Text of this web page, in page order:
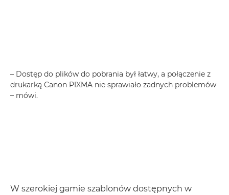
– Dostęp do plików do pobrania był łatwy, a połączenie z
drukarką Canon PIXMA nie sprawiało żadnych problemów
– mówi.
W szerokiej gamie szablonów dostępnych w